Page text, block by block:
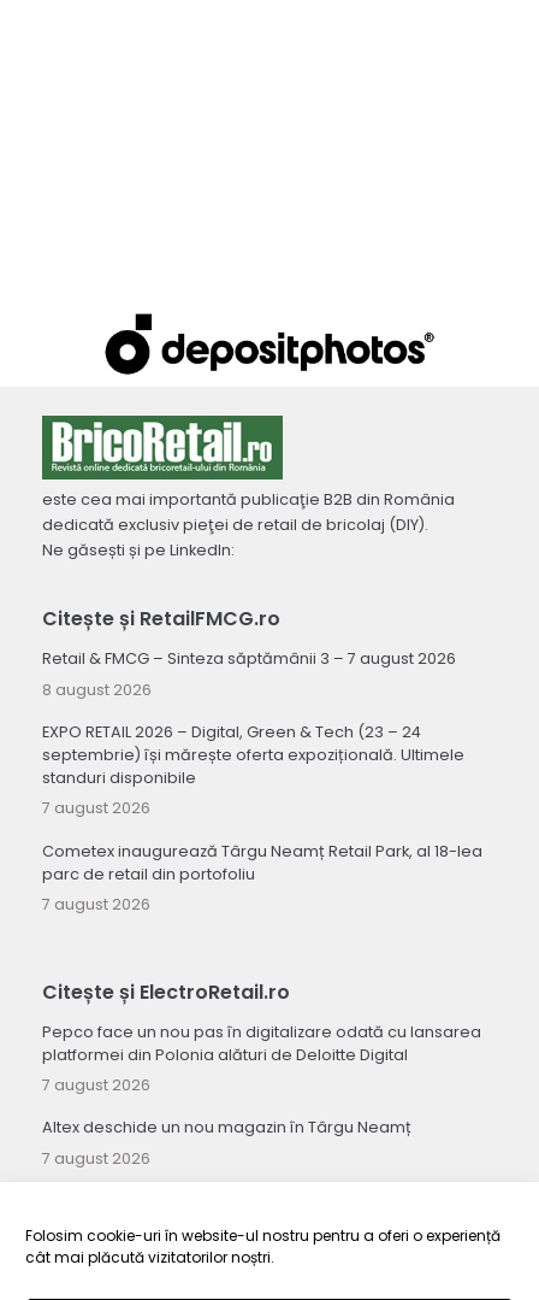
Folosim cookie-uri în website-ul nostru pentru a oferi o experiență
cât mai plăcută vizitatorilor noștri.
este cea mai importantă publicaţie B2B din România
dedicată exclusiv pieţei de retail de bricolaj (DIY).
Ne găsești și pe LinkedIn:
Citește și RetailFMCG.ro
Retail & FMCG – Sinteza săptămânii 3 – 7 august 2026
8 august 2026
EXPO RETAIL 2026 – Digital, Green & Tech (23 – 24
septembrie) își mărește oferta expozițională. Ultimele
standuri disponibile
7 august 2026
Cometex inaugurează Târgu Neamț Retail Park, al 18-lea
parc de retail din portofoliu
7 august 2026
Citește și ElectroRetail.ro
Pepco face un nou pas în digitalizare odată cu lansarea
platformei din Polonia alături de Deloitte Digital
7 august 2026
Altex deschide un nou magazin în Târgu Neamț
7 august 2026
7 august 2026